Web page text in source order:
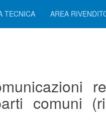
TECNICA AREA
comuni